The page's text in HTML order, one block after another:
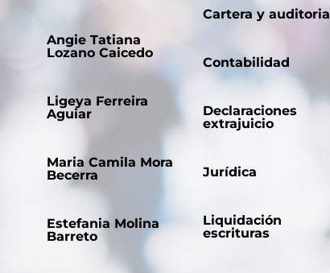
Angie Tatiana
Lozano Caicedo
Ligeya Ferreira
Aguiar
Maria Camila Mora
Becerra
Estefania Molina
Barreto
Cartera y auditoria
Contabilidad
Declaraciones
extrajuicio
Jurídica
Liquidación
escrituras